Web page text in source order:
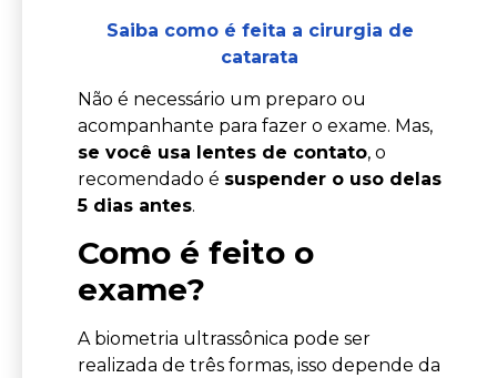
Saiba como é feita a cirurgia de
catarata
Não é necessário um preparo ou
acompanhante para fazer o exame. Mas,
se você usa lentes de contato, o
recomendado é suspender o uso delas
5 dias antes.
Como é feito o
exame?
A biometria ultrassônica pode ser
realizada de três formas, isso depende da